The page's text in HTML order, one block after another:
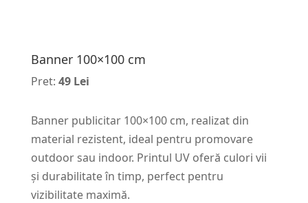
Banner 100×100 cm
Pret: 49 Lei
Banner publicitar 100×100 cm, realizat din
material rezistent, ideal pentru promovare
outdoor sau indoor. Printul UV oferă culori vii
și durabilitate în timp, perfect pentru
vizibilitate maximă.